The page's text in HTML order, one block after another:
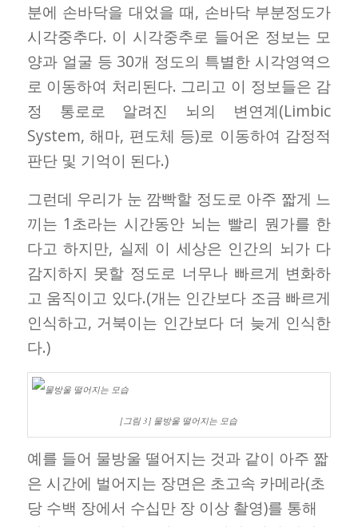
분에 손바닥을 대었을 때, 손바닥 부분정도가
시각중추다. 이 시각중추로 들어온 정보는 모
양과 얼굴 등 30개 정도의 특별한 시각영역으
로 이동하여 처리된다. 그리고 이 정보들은 감
정 통로로 알려진 뇌의 변연계(Limbic
System, 해마, 편도체 등)로 이동하여 감정적
판단 및 기억이 된다.)
그런데 우리가 눈 깜빡할 정도로 아주 짧게 느
끼는 1초라는 시간동안 뇌는 빨리 뭔가를 한
다고 하지만, 실제 이 세상은 인간의 뇌가 다
감지하지 못할 정도로 너무나 빠르게 변화하
고 움직이고 있다.(개는 인간보다 조금 빠르게
인식하고, 거북이는 인간보다 더 늦게 인식한
다.)
[그림 3] 물방울 떨어지는 모습
예를 들어 물방울 떨어지는 것과 같이 아주 짧
은 시간에 벌어지는 장면은 초고속 카메라(초
당 수백 장에서 수십만 장 이상 촬영)를 통해